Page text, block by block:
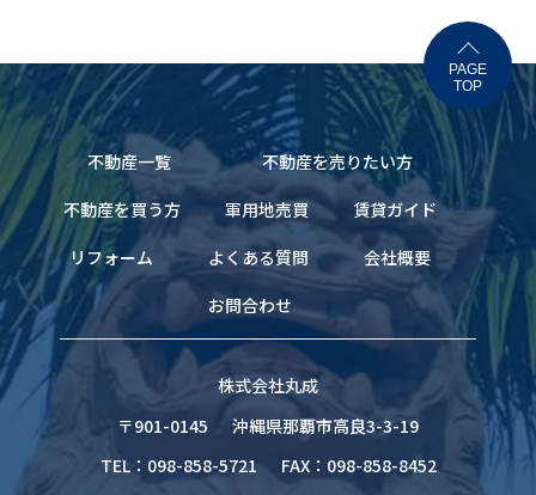
不動産一覧
不動産を売りたい方
不動産を買う方
軍用地売買
賃貸ガイド
リフォーム
よくある質問
会社概要
お問合わせ
株式会社丸成
〒901-0145
沖縄県那覇市高良3-3-19
TEL：098-858-5721
FAX：098-858-8452
PAGE
TOP